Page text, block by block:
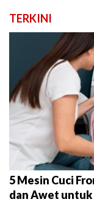
TERKINI
5 Mesin Cuci
dan Awet untuk